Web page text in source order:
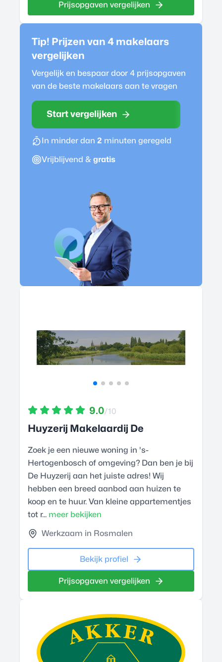
Prijsopgaven vergelijken
Tip! Prijzen van 4 makelaars
vergelijken
Vergelijk en bespaar door 4 prijsopgaven
van de beste makelaars aan te vragen
Start vergelijken
In minder dan 2 minuten geregeld
Vrijblijvend & gratis
9.0/10
Huyzerij Makelaardij De
Zoek je een nieuwe woning in 's-
Hertogenbosch of omgeving? Dan ben je bij
De Huyzerij aan het juiste adres! Wij
hebben een breed aanbod aan huizen te
koop en te huur. Van kleine appartementjes
tot r... meer bekijken
Werkzaam in Rosmalen
Bekijk profiel
Prijsopgaven vergelijken